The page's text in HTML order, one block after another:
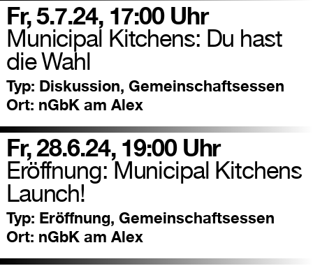
Fr, 5.7.24, 17:00 Uhr
Municipal Kitchens: Du hast
die Wahl
Typ: Diskussion, Gemeinschaftsessen
Ort: nGbK am Alex
Fr, 28.6.24, 19:00 Uhr
Eröffnung: Municipal Kitchens
Launch!
Typ: Eröffnung, Gemeinschaftsessen
Ort: nGbK am Alex